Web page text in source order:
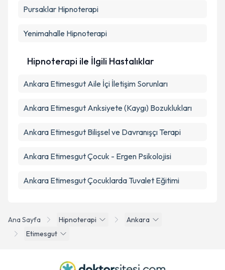
Ana Sayfa Hipnoterapi
Ankara
Etimesgut
Pursaklar Hipnoterapi
Yenimahalle Hipnoterapi
Hipnoterapi ile İlgili Hastalıklar
Ankara Etimesgut Aile İçi İletişim Sorunları
Ankara Etimesgut Anksiyete (Kaygı) Bozuklukları
Ankara Etimesgut Bilişsel ve Davranışçı Terapi
Ankara Etimesgut Çocuk - Ergen Psikolojisi
Ankara Etimesgut Çocuklarda Tuvalet Eğitimi